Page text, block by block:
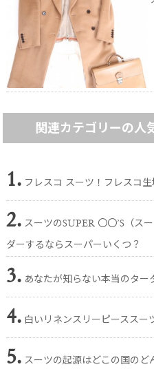
関連カテゴリーの人
1. フレスコ スーツ！フレスコ
2. スーツのSUPER 〇〇’S（ス
ダーするならスーパーいくつ？
3. あなたが知らない本当のター
4. 白いリネンスリーピーススー
5. スーツの起源はどこの国のど